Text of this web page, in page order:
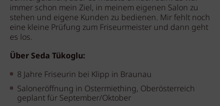
immer schon mein Ziel, in meinem eigenen Salon zu
stehen und eigene Kunden zu bedienen. Mir fehlt noch
eine kleine Prüfung zum Friseurmeister und dann geht
es los.
Über Seda Tükoglu:
8 Jahre Friseurin bei Klipp in Braunau
Saloneröffnung in Ostermiething, Oberösterreich
geplant für September/Oktober